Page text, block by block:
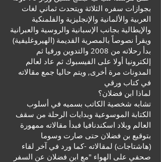
بجوازات سفره الثلاثة ويتحدث ثماني لغات
العربية والألمانية والإنجليزية والفلمنكية
والإيطالية بجانب الإسبانية والروسية والعبرانية
ويقرأ نصوصاً بالمصرية القديمة (الهيروغليفية)
بدأ رحلاته من 2008 والتدوين ورقيا ثم
إلكترونيا أولا على الفيسبوك ثم عاد لعالم
المدونات مرة أخرى, ويتم حاليا جمع مقالاته
في كتاب ورقي
لماذا ابن فضلان؟
تشابه شخصية الكاتب بسميه في أسلوب
الكتابة الموسوعية وبدايات الرحلة من سقف
العالم وبلاد اسكندنافيا فبدأ مقالاته ممهورة
بتوقيع بن فضلان حتى صارت وسوما
(هاشتاجات) لمقالاته -كما ورد في آخر لقاء
صحفي على الهواء "مع ابن فضلان عن السفر